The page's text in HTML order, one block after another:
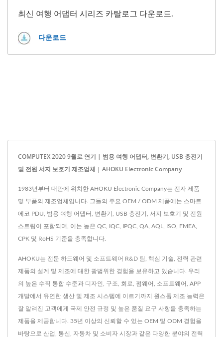
최신 여행 어댑터 시리즈 카탈로그 다운로드.
다운로드
COMPUTEX 2020 9월로 연기 | 범용 여행 어댑터, 변환기, USB 충전기
및 전원 서지 보호기 제조업체 | AHOKU Electronic Company
1983년부터 대만에 위치한 AHOKU Electronic Company는 전자 제품
및 부품의 제조업체입니다. 그들의 주요 OEM / ODM 제품에는 스마트
에코 PDU, 범용 여행 어댑터, 변환기, USB 충전기, 서지 보호기 및 전원
스트립이 포함되며, 이는 높은 QC, IQC, IPQC, QA, AQL, ISO, FMEA,
CPK 및 RoHS 기준을 충족합니다.
AHOKU는 전문 하드웨어 및 소프트웨어 R&D 팀, 핵심 기술, 전력 관련
제품의 설계 및 제조에 대한 광범위한 경험을 보유하고 있습니다. 우리
의 높은 수직 통합 수준과 디자인, 구조, 회로, 펌웨어, 소프트웨어, APP
개발에서 유연한 생산 및 제조 시스템에 이르기까지 원스톱 제조 능력은
잘 알려진 고객에게 국제 안전 규정 및 높은 품질 요구 사항을 충족하는
제품을 제공합니다. 35년 이상의 신뢰할 수 있는 OEM 및 ODM 경험을
바탕으로 산업, 통신, 자동차 및 소비자 시장과 같은 다양한 분야의 전력